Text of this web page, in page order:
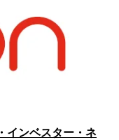
インベスター・ネ